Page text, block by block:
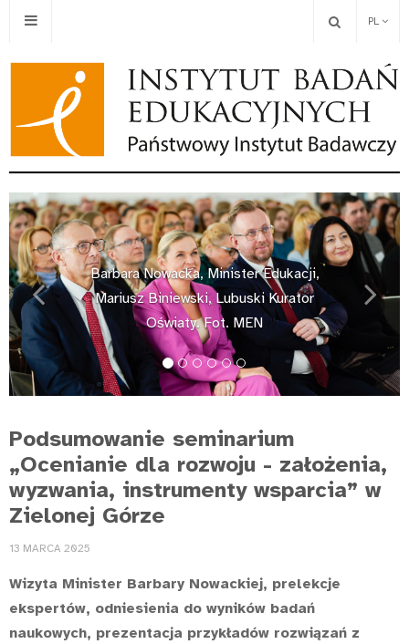
PL
Barbara Nowacka, Minister Edukacji,
Mariusz Biniewski, Lubuski Kurator
Oświaty. Fot. MEN
Previous Next
Podsumowanie seminarium
„Ocenianie dla rozwoju - założenia,
wyzwania, instrumenty wsparcia” w
Zielonej Górze
13 MARCA 2025
Wizyta Minister Barbary Nowackiej, prelekcje
ekspertów, odniesienia do wyników badań
naukowych, prezentacja przykładów rozwiązań z